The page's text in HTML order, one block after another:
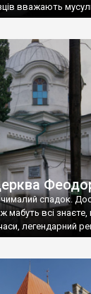
вважають
спадок.
мабуть всі знаєте,
легендарний